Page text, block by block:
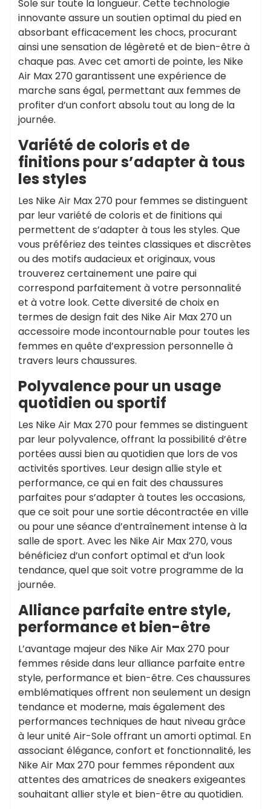
Sole sur toute la longueur. Cette technologie
innovante assure un soutien optimal du pied en
absorbant efficacement les chocs, procurant
ainsi une sensation de légèreté et de bien-être à
chaque pas. Avec cet amorti de pointe, les Nike
Air Max 270 garantissent une expérience de
marche sans égal, permettant aux femmes de
profiter d’un confort absolu tout au long de la
journée.
Variété de coloris et de
finitions pour s’adapter à tous
les styles
Les Nike Air Max 270 pour femmes se distinguent
par leur variété de coloris et de finitions qui
permettent de s’adapter à tous les styles. Que
vous préfériez des teintes classiques et discrètes
ou des motifs audacieux et originaux, vous
trouverez certainement une paire qui
correspond parfaitement à votre personnalité
et à votre look. Cette diversité de choix en
termes de design fait des Nike Air Max 270 un
accessoire mode incontournable pour toutes les
femmes en quête d’expression personnelle à
travers leurs chaussures.
Polyvalence pour un usage
quotidien ou sportif
Les Nike Air Max 270 pour femmes se distinguent
par leur polyvalence, offrant la possibilité d’être
portées aussi bien au quotidien que lors de vos
activités sportives. Leur design allie style et
performance, ce qui en fait des chaussures
parfaites pour s’adapter à toutes les occasions,
que ce soit pour une sortie décontractée en ville
ou pour une séance d’entraînement intense à la
salle de sport. Avec les Nike Air Max 270, vous
bénéficiez d’un confort optimal et d’un look
tendance, quel que soit votre programme de la
journée.
Alliance parfaite entre style,
performance et bien-être
L’avantage majeur des Nike Air Max 270 pour
femmes réside dans leur alliance parfaite entre
style, performance et bien-être. Ces chaussures
emblématiques offrent non seulement un design
tendance et moderne, mais également des
performances techniques de haut niveau grâce
à leur unité Air-Sole offrant un amorti optimal. En
associant élégance, confort et fonctionnalité, les
Nike Air Max 270 pour femmes répondent aux
attentes des amatrices de sneakers exigeantes
souhaitant allier style et bien-être au quotidien.